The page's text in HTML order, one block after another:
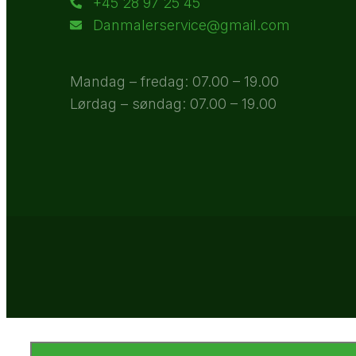
Danmalerservice@gmail.com
Mandag – fredag: 07.00 – 19.00
Lørdag – søndag: 07.00 – 19.00